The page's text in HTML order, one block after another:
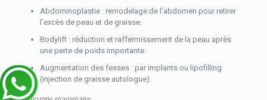
Abdominoplastie : remodelage de l’abdomen pour retirer
l’excès de peau et de graisse.
Bodylift : réduction et raffermissement de la peau après
une perte de poids importante.
Augmentation des fesses : par implants ou lipofilling
(injection de graisse autologue).